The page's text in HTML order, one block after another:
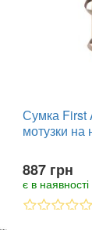
Сумка First
мотузки на
887 грн
є в наявності